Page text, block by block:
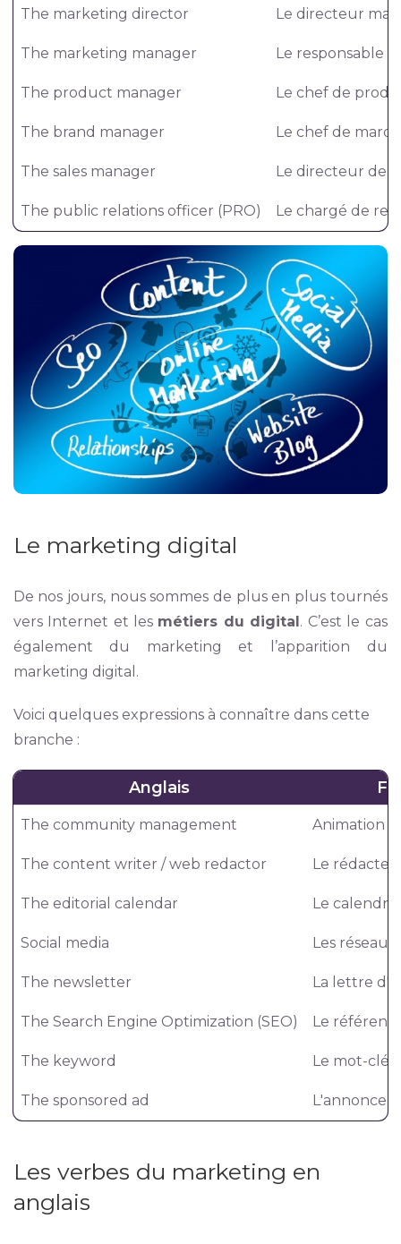
The marketing director Le directeur
The marketing manager Le responsable
The product manager Le chef de
The brand manager Le chef de
The sales manager Le directeur de
The public relations officer (PRO) Le chargé de
Le marketing digital
De nos jours, nous sommes de plus en plus tournés
vers Internet et les métiers du digital . C’est le cas
également du marketing et l’apparition du
marketing digital.
Voici quelques expressions à connaître dans cette
branche :
Anglais
The community management Animation
The content writer / web redactor Le
The editorial calendar Le
Social media Les
The newsletter La lettre
The Search Engine Optimization (SEO) Le
The keyword Le mot-clé
The sponsored ad L'annonce
Les verbes du marketing en
anglais